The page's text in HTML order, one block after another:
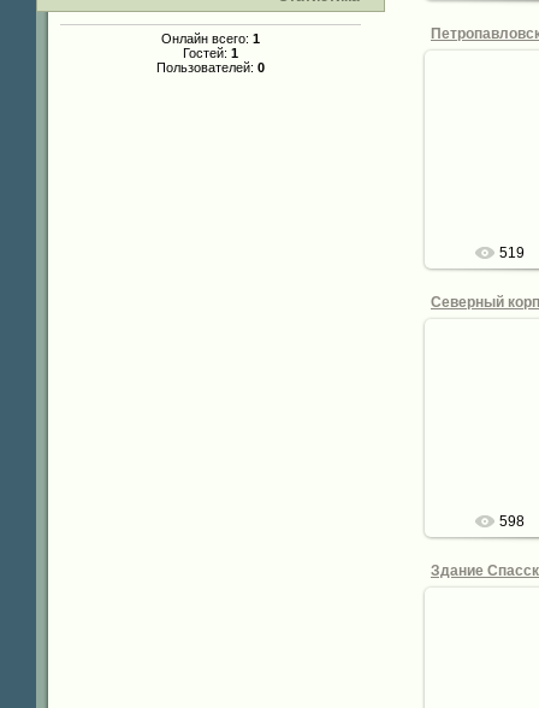
Онлайн всего: 1
Гостей: 1
Пользователей: 0
519
598